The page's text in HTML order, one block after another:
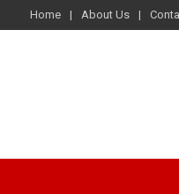
Home About Us